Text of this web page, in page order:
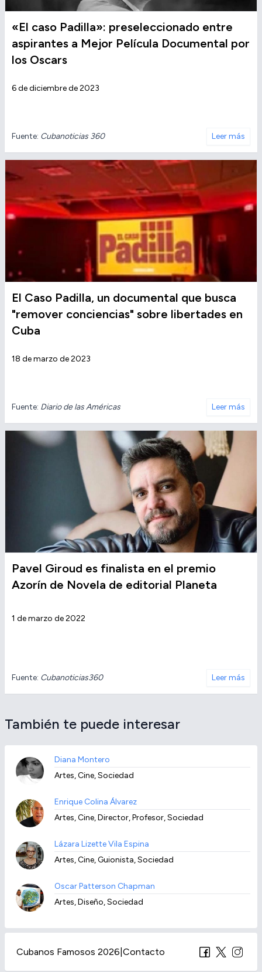
«El caso Padilla»: preseleccionado entre
aspirantes a Mejor Película Documental por
los Oscars
6 de diciembre de 2023
Fuente: Cubanoticias 360 Leer más
El Caso Padilla, un documental que busca
"remover conciencias" sobre libertades en
Cuba
18 de marzo de 2023
Fuente: Diario de las Américas Leer más
Pavel Giroud es finalista en el premio
Azorín de Novela de editorial Planeta
1 de marzo de 2022
Fuente: Cubanoticias360 Leer más
También te puede interesar
Diana Montero
Artes, Cine, Sociedad
Enrique Colina Álvarez
Artes, Cine, Director, Profesor, Sociedad
Lázara Lizette Vila Espina
Artes, Cine, Guionista, Sociedad
Oscar Patterson Chapman
Artes, Diseño, Sociedad
Cubanos Famosos 2026 Contacto